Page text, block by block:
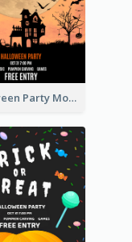
Halloween Party Moon Photo Poster